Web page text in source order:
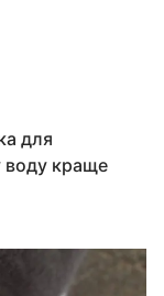
для
воду краще